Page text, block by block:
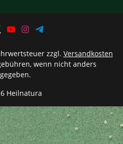
Heilnatura
zzgl. Versandkosten
wenn nicht anders